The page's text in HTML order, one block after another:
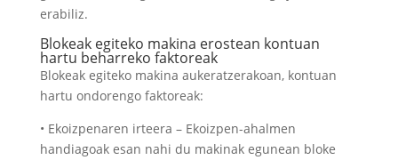
erabiliz.
Blokeak egiteko makina erostean kontuan
hartu beharreko faktoreak
Blokeak egiteko makina aukeratzerakoan, kontuan
hartu ondorengo faktoreak:
• Ekoizpenaren irteera – Ekoizpen-ahalmen
handiagoak esan nahi du makinak egunean bloke